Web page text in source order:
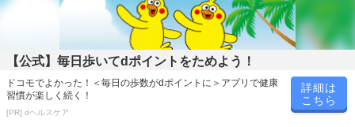
かわいい大人気キャラクターデザインで、大人も子供も使用OK♪
おしゃれで便利な保冷保温バッグ！使いやすいビッグサイズで用途
いろいろ！
ジッパーで開け閉め出来るので保冷温効果も長持ち☆
◆保冷・保温効果があるアルミ蒸着フィルム張りになっています。
【公式】毎日歩いてdポイントをためよう！
ドコモでよかった！＜毎日の歩数がdポイントに＞アプリで健康
習慣が楽しく続く！
[PR] dヘルスケア
詳細は
こちら